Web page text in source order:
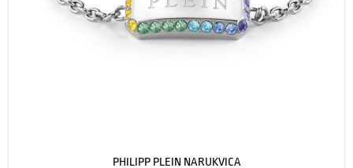
PHILIPP PLEIN NARUKVICA